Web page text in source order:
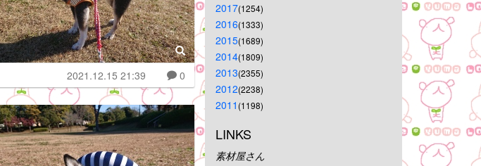
2021.12.15 21:39 0
2017(1254)
2016(1333)
2015(1689)
2014(1809)
2013(2355)
2012(2238)
2011 (1198)
LINKS
素材屋さん